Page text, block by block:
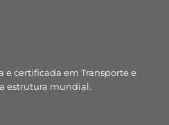
e certificada em Transporte e
estrutura mundial.